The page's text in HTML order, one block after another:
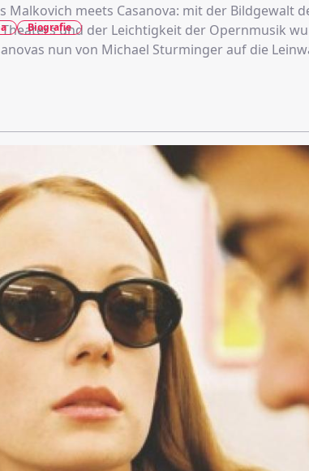
Malkovich meets Casanova: mit der Bildgewalt
und der Leichtigkeit der Opernmusik
nun von Michael Sturminger auf die
Biografie